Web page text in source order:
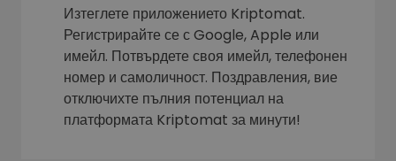
Изтеглете приложението Kriptomat.
Регистрирайте се с Google, Apple или
имейл. Потвърдете своя имейл, телефонен
номер и самоличност. Поздравления, вие
отключихте пълния потенциал на
платформата Kriptomat за минути!